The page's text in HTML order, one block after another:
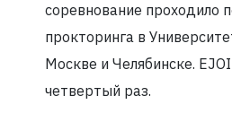
соревнование проходило
прокторинга в
Москве и Челябинске.
четвертый раз.